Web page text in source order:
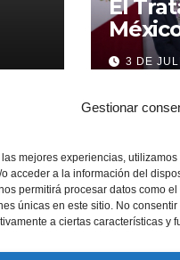
Gestionar
las mejores experiencias,
acceder a la información del
permitirá procesar datos como
únicas en este sitio. No
a ciertas características y
El
MEC)
hasta
3 DE